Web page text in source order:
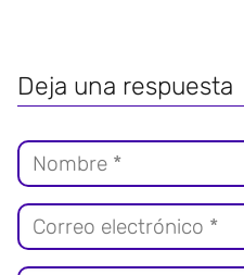
Deja una respuesta